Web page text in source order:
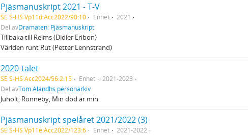
Pjäsmanuskript 2021 - T-V
SE S-HS Vp11d:Acc2022/90:10 Enhet
2021
Del avDramaten: Pjäsmanuskript
Tillbaka till Reims (Didier Eribon)
Världen runt Rut (Petter Lennstrand)
2020-talet
SE S-HS Acc2024/56:2:15 Enhet
2021-2023
Del avTom Alandhs personarkiv
Juholt, Ronneby, Min död är min
Pjäsmanuskript spelåret 2021/2022 (3)
SE S-HS Vp11e:Acc2022/123:6 Enhet
2021-2022